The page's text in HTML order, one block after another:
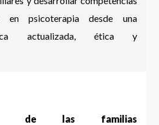
en psicoterapia desde una
actualizada, ética y
de las familias